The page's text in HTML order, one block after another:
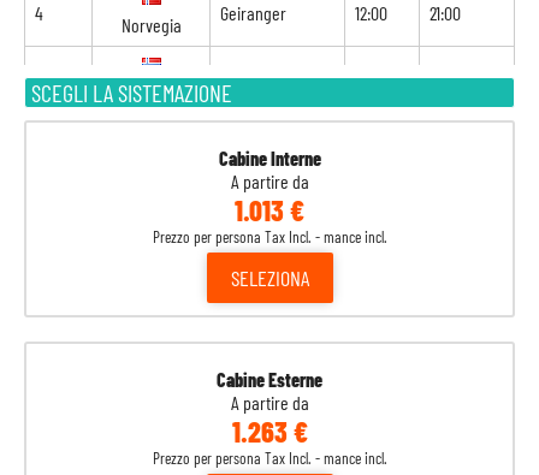
SCEGLI LA SISTEMAZIONE
Cabine Interne
A partire da
1.013 €
Prezzo per persona Tax Incl. - mance incl.
SELEZIONA
Cabine Esterne
A partire da
1.263 €
Prezzo per persona Tax Incl. - mance incl.
4
Norvegia
Geiranger 12:00 21:00
5
Norvegia
Alesund 07:00 17:00
Flam
Navigazione
Kiel